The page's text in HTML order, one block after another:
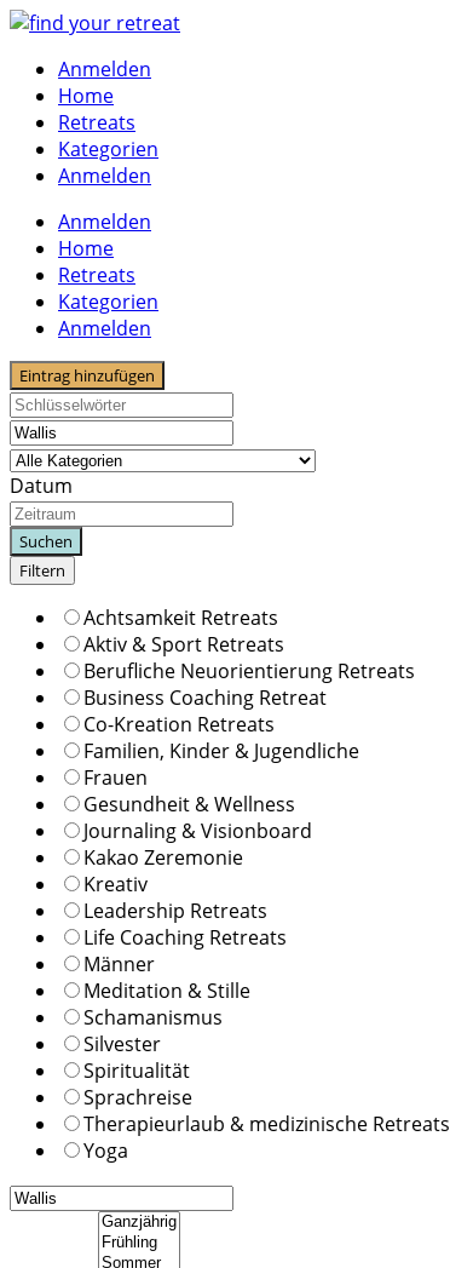
Skip
contentAnmelden
Home
Retreats
Kategorien
Anmelden
Anmelden
Home
Retreats
Kategorien
Anmelden
Eintrag hinzufügen
Datum
Suchen
Filtern
Achtsamkeit Retreats
Aktiv & Sport Retreats
Berufliche Neuorientierung Retreats
Business Coaching Retreat
Co-Kreation Retreats
Familien, Kinder & Jugendliche
Frauen
Gesundheit & Wellness
Journaling & Visionboard
Kakao Zeremonie
Kreativ
Leadership Retreats
Life Coaching Retreats
Männer
Meditation & Stille
Schamanismus
Silvester
Spiritualität
Sprachreise
Therapieurlaub & medizinische Retreats
Yoga